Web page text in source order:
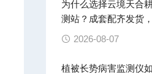
为什么选择云境天合
测站？成套配齐发货
稳定
2026-08-07
植被长势病害监测仪